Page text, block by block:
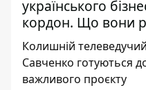
українського
кордон. Що вони
Колишній
Савченко готуються
важливого проєкту